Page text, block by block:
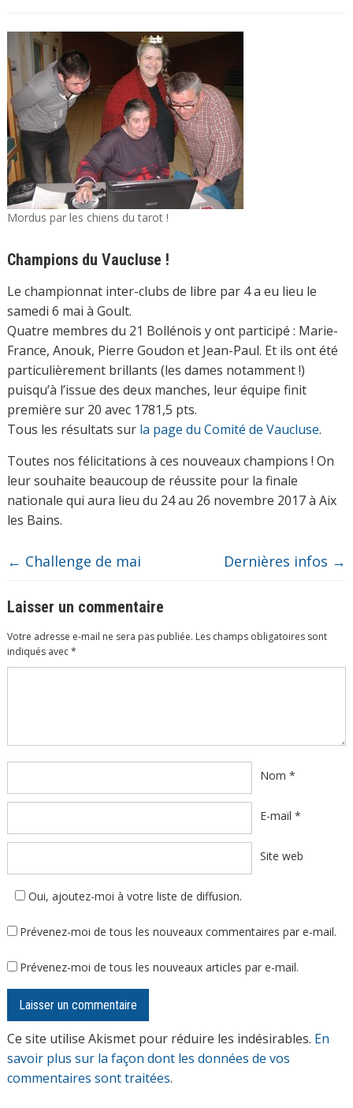
Mordus par les chiens du tarot !
Champions du Vaucluse !
Le championnat inter-clubs de libre par 4 a eu lieu le
samedi 6 mai à Goult.
Quatre membres du 21 Bollénois y ont participé : Marie-
France, Anouk, Pierre Goudon et Jean-Paul. Et ils ont été
particulièrement brillants (les dames notamment !)
puisqu’à l’issue des deux manches, leur équipe finit
première sur 20 avec 1781,5 pts.
Tous les résultats sur la page du Comité de Vaucluse.
Toutes nos félicitations à ces nouveaux champions ! On
leur souhaite beaucoup de réussite pour la finale
nationale qui aura lieu du 24 au 26 novembre 2017 à Aix
les Bains.
← Challenge de mai Dernières infos →
Laisser un commentaire
Votre adresse e-mail ne sera pas publiée. Les champs obligatoires sont
indiqués avec*
Nom *
E-mail *
Site web
Oui, ajoutez-moi à votre liste de diffusion.
Prévenez-moi de tous les nouveaux commentaires par e-mail.
Prévenez-moi de tous les nouveaux articles par e-mail.
Ce site utilise Akismet pour réduire les indésirables. En
savoir plus sur la façon dont les données de vos
commentaires sont traitées.